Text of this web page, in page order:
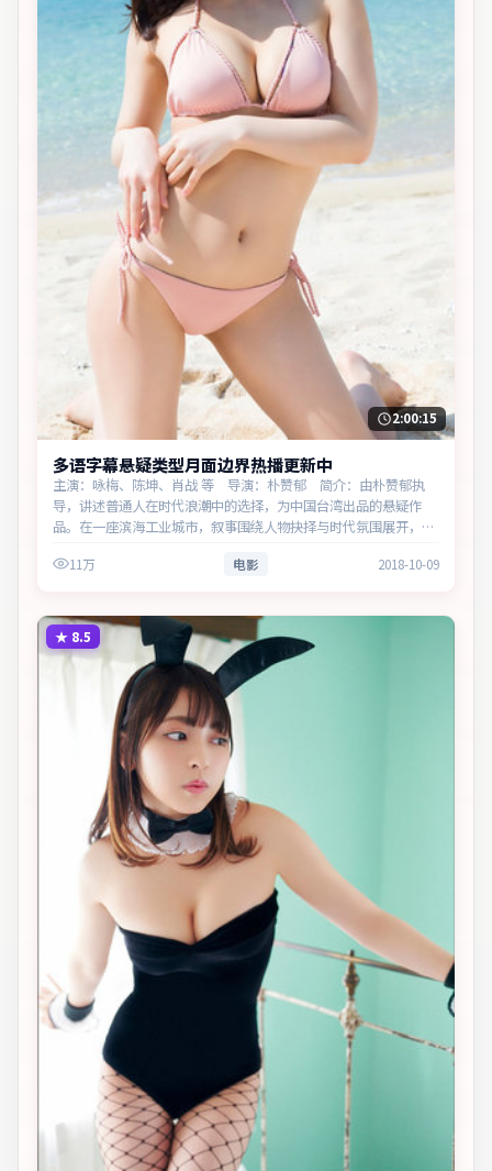
2:00:15
多语字幕悬疑类型月面边界热播更新中
主演：咏梅、陈坤、肖战 等 导演：朴赞郁 简介：由朴赞郁执
导，讲述普通人在时代浪潮中的选择，为中国台湾出品的悬疑作
品。在一座滨海工业城市，叙事围绕人物抉择与时代氛围展开，留
赏性与现实…
11万 电影 2018-10-09
★ 8.5